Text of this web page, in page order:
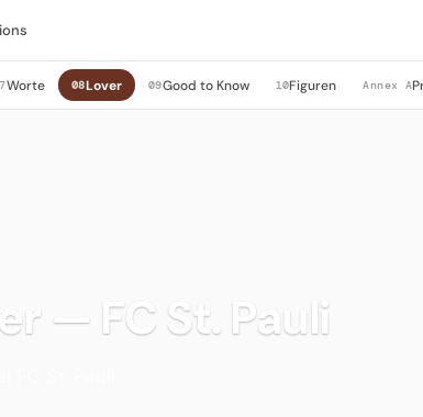
Worte 08Lover 09Good to Know 10Figuren Annex A
— FC St. Pauli